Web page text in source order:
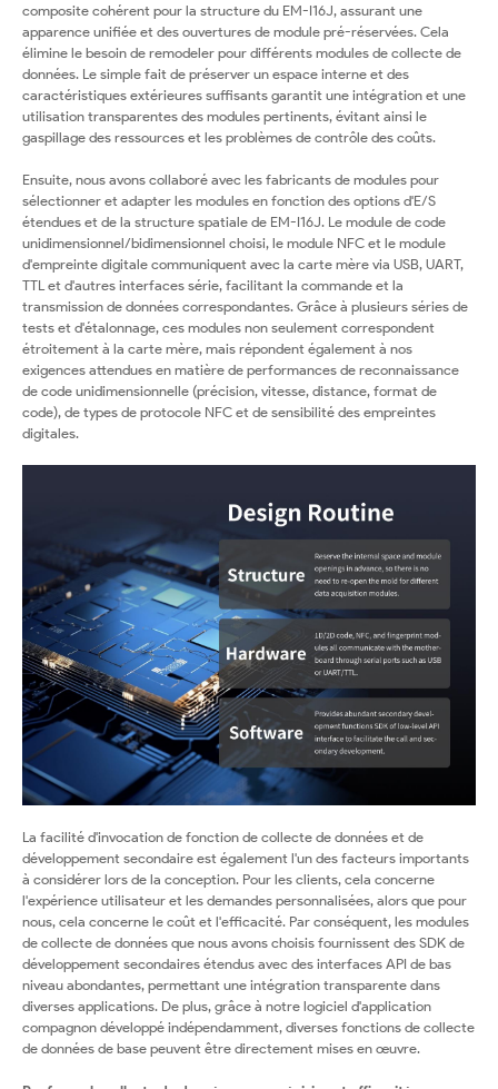
composite cohérent pour la structure du EM-I16J, assurant une
apparence unifiée et des ouvertures de module pré-réservées. Cela
élimine le besoin de remodeler pour différents modules de collecte de
données. Le simple fait de préserver un espace interne et des
caractéristiques extérieures suffisants garantit une intégration et une
utilisation transparentes des modules pertinents, évitant ainsi le
gaspillage des ressources et les problèmes de contrôle des coûts.
Ensuite, nous avons collaboré avec les fabricants de modules pour
sélectionner et adapter les modules en fonction des options d'E/S
étendues et de la structure spatiale de EM-I16J. Le module de code
unidimensionnel/bidimensionnel choisi, le module NFC et le module
d'empreinte digitale communiquent avec la carte mère via USB, UART,
TTL et d'autres interfaces série, facilitant la commande et la
transmission de données correspondantes. Grâce à plusieurs séries de
tests et d'étalonnage, ces modules non seulement correspondent
étroitement à la carte mère, mais répondent également à nos
exigences attendues en matière de performances de reconnaissance
de code unidimensionnelle (précision, vitesse, distance, format de
code), de types de protocole NFC et de sensibilité des empreintes
digitales.
La facilité d'invocation de fonction de collecte de données et de
développement secondaire est également l'un des facteurs importants
à considérer lors de la conception. Pour les clients, cela concerne
l'expérience utilisateur et les demandes personnalisées, alors que pour
nous, cela concerne le coût et l'efficacité. Par conséquent, les modules
de collecte de données que nous avons choisis fournissent des SDK de
développement secondaires étendus avec des interfaces API de bas
niveau abondantes, permettant une intégration transparente dans
diverses applications. De plus, grâce à notre logiciel d'application
compagnon développé indépendamment, diverses fonctions de collecte
de données de base peuvent être directement mises en œuvre.